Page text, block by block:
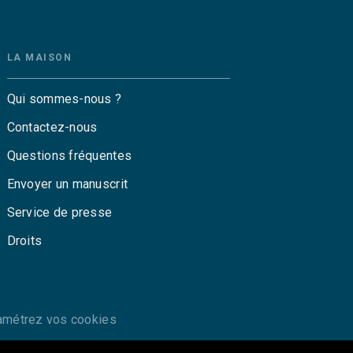
LA MAISON
Qui sommes-nous ?
Contactez-nous
Questions fréquentes
Envoyer un manuscrit
Service de presse
Droits
vos cookies